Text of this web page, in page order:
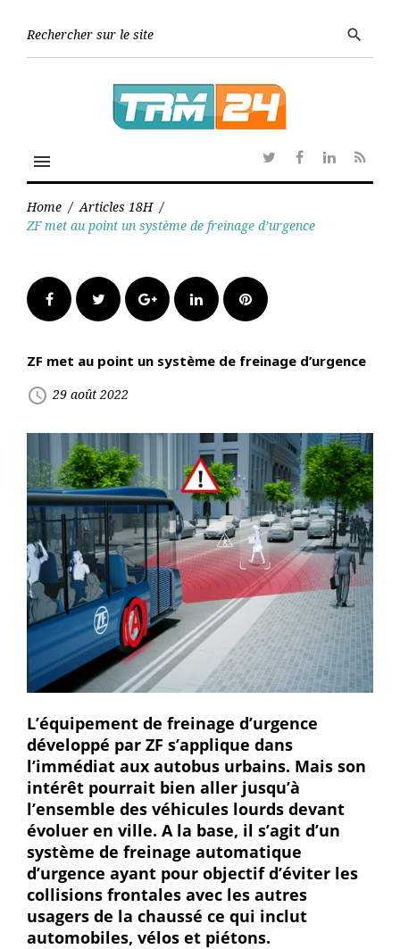
search
menu
TwitterFacebook
Linkedin
RSS
Home / Articles 18H /
ZF met au point un système de freinage d’urgence
FacebookTwitter Google+LinkedInPinterest
ZF met au point un système de freinage d’urgence
access_time 29 août 2022
L’équipement de freinage d’urgence
développé par ZF s’applique dans
l’immédiat aux autobus urbains. Mais son
intérêt pourrait bien aller jusqu’à
l’ensemble des véhicules lourds devant
évoluer en ville. A la base, il s’agit d’un
système de freinage automatique
d’urgence ayant pour objectif d’éviter les
collisions frontales avec les autres
usagers de la chaussé ce qui inclut
automobiles, vélos et piétons.